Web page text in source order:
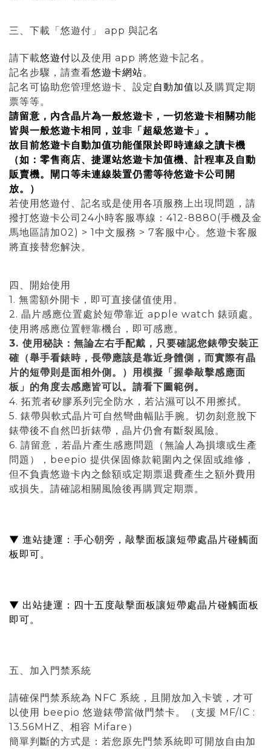
三、下載「悠遊付」 app 與記名
請下載悠遊付以及使用 app 將悠遊卡記名。
記名步驟，請查看悠遊卡網站。
記名可協助您管理悠遊卡、設定 自動加值以及購買定期
票等等。
請留意，內含晶片為一般悠遊卡，一切悠遊卡相關功能
皆與一般悠遊卡相同，並非「超級悠遊卡」。
故目前悠遊卡自動加值功能僅限於即時連線之讀卡機
（如：零售商店、捷運站悠遊卡加值機、計程車及自動
販賣機。閘口等未連線裝置仍需等待悠遊卡公司開
放。）
若使用悠遊付、記名或是使用各項服務上出現問題，請
撥打悠遊卡公司24小時客服專線：412-8880(手機及金
馬地區請加02) > 1中文服務 > 7客服中心。悠遊卡客服
將直接替您解決。
四、開始使用
1. 無需額外開卡，即可直接儲值使用。
2. 晶片感應位置處於短帶靠近 apple watch 錶頭處。
使用將感應位置輕靠機台，即可感應。
3. 使用秘訣：無論左右手配戴，只要確認您錶帶安裝正
確（舉手看錶時，長帶應該是靠近身體側，而實際有晶
片的短帶則是面相外側。）用模擬「握拳敲擊感應面
板」的角度去感應皆可以。請看下圖範例。
4. 拓荒者矽膠系列完全防水，若沾濕可以不用擦拭。
5. 錶帶與軟式晶片可自然彎曲幅貼手腕。切勿刻意脫下
錶帶後不自然凹折錶帶，晶片仍會有斷裂風險。
6. 請留意，若晶片產生感應問題（無論人為損壞或生產
問題 ），beepio 提供保固條款範圍內之保固或維修，
但不負責悠遊卡內之餘額或定期票退費產生之額外費用
或損失。請確認相關風險後再購買定期票。
▼ 進站捷運：手心朝旁，敲擊面板讓短帶處晶片碰觸面
板即可。
▼ 出站捷運：四十五度敲擊面板讓短帶處晶片碰觸面板
即可。
五、加入門禁系統
請確保門禁系統為 NFC 系統，且開放加入卡號，才可
以使用 beepio 悠遊錶帶當做門禁卡。
（支援 MF/IC :
13.56MHZ、相容 Mifare）
簡單判斷的方式是：若您原先門禁系統即可開放自由加